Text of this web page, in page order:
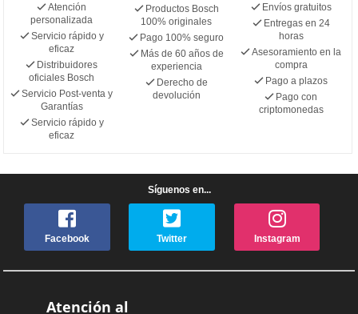
Atención
personalizada
Servicio rápido y
eficaz
Distribuidores
oficiales Bosch
Servicio Post-venta y
Garantías
Servicio rápido y
eficaz
Productos Bosch
100% originales
Pago 100% seguro
Más de 60 años de
experiencia
Derecho de
devolución
Envíos gratuitos
Entregas en 24
horas
Asesoramiento en la
compra
Pago a plazos
Pago con
criptomonedas
Síguenos en...
Facebook Twitter Instagram
Atención al